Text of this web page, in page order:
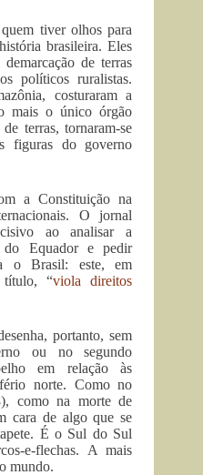
tiver olhos para
brasileira. Eles
de terras
políticos ruralistas.
costuraram a
mais o único órgão
terras, tornaram-se
figuras do governo
a Constituição na
O jornal
ao analisar a
do Equador e pedir
o Brasil: este, em
título, “viola direitos
portanto, sem
ou no segundo
em relação às
norte. Como no
como na morte de
cara de algo que se
É o Sul do Sul
e-flechas. A mais
mundo.